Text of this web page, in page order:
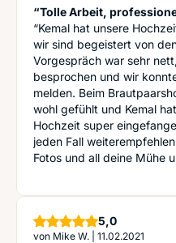
“Tolle Arbeit,
“Kemal hat unsere
wir sind begeistert von
Vorgespräch war sehr
besprochen und wir
melden. Beim
wohl gefühlt und Kemal
Hochzeit super
jeden Fall
Fotos und all deine Mühe
5,0Sterne
von Mike W. 11.02.2021